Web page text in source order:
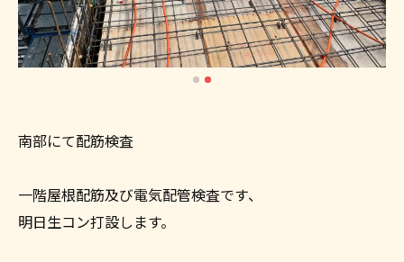
南部にて配筋検査
一階屋根配筋及び電気配管検査です、
明日生コン打設します。